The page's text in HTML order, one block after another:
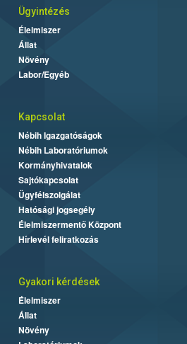
Ügyintézés
Élelmiszer
Állat
Növény
Labor/Egyéb
Kapcsolat
Nébih Igazgatóságok
Nébih Laboratóriumok
Kormányhivatalok
Sajtókapcsolat
Ügyfélszolgálat
Hatósági jogsegély
Élelmiszermentő Központ
Hírlevél feliratkozás
Gyakori kérdések
Élelmiszer
Állat
Növény